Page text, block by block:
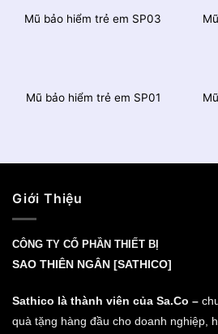
Mũ bảo hiểm trẻ em SP03
Mũ bảo hiểm trẻ em SP01
Giới Thiệu
CÔNG TY CỔ PHẦN THIẾT BỊ
SAO THIÊN NGÂN [SATHICO]
Sathico là thành viên của Sa.Co –
quà tặng hàng đầu cho doanh nghiệp,